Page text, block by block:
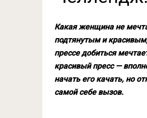
Какая женщина не
подтянутым и
прессе добиться
красивый пресс —
начать его качать, но
самой себе вызов.